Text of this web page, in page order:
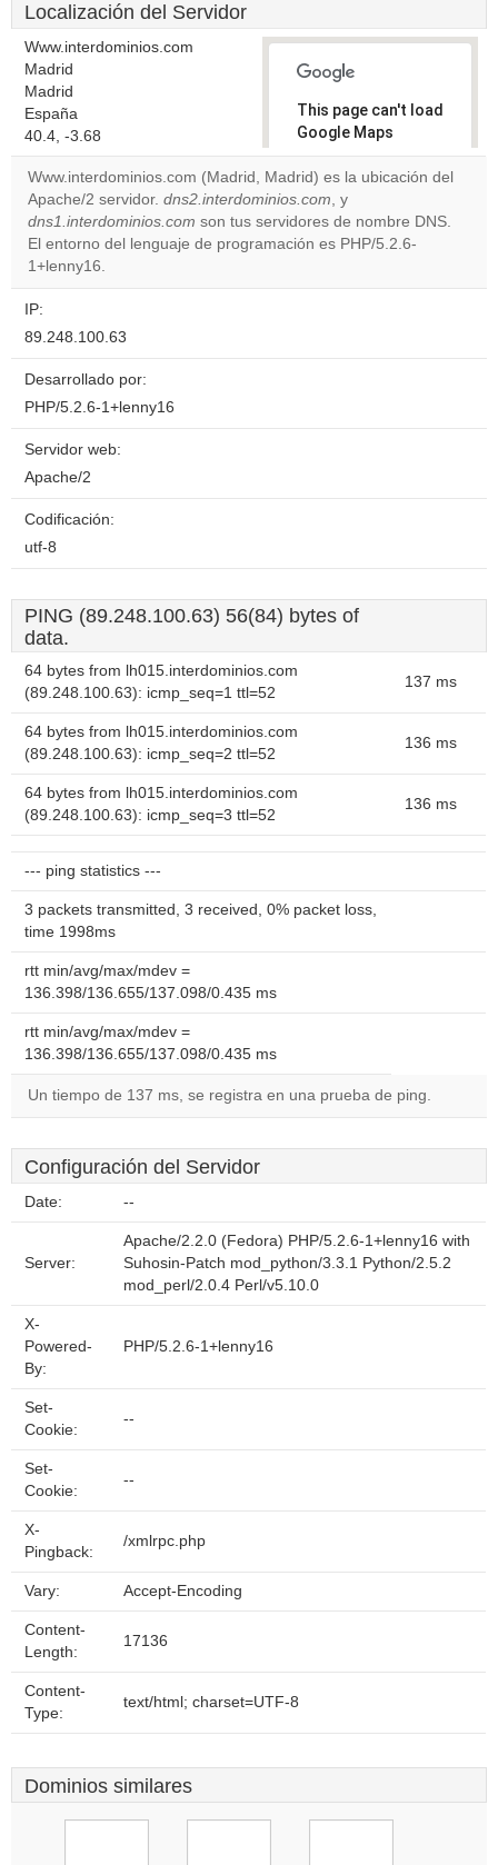
Localización del Servidor
Www.interdominios.com
Madrid
Madrid
España
40.4, -3.68
This page can't load
Google Maps
correctly.
Do you
own this
website?
OK
Www.interdominios.com (Madrid, Madrid) es la ubicación del
Apache/2 servidor. dns2.interdominios.com, y
dns1.interdominios.com son tus servidores de nombre DNS.
El entorno del lenguaje de programación es PHP/5.2.6-
1+lenny16.
IP:
89.248.100.63
Desarrollado por:
PHP/5.2.6-1+lenny16
Servidor web:
Apache/2
Codificación:
utf-8
PING (89.248.100.63) 56(84) bytes of
data.
64 bytes from lh015.interdominios.com
(89.248.100.63): icmp_seq=1 ttl=52
137 ms
64 bytes from lh015.interdominios.com
(89.248.100.63): icmp_seq=2 ttl=52
136 ms
64 bytes from lh015.interdominios.com
(89.248.100.63): icmp_seq=3 ttl=52
136 ms
--- ping statistics ---
3 packets transmitted, 3 received, 0% packet loss,
time 1998ms
rtt min/avg/max/mdev =
136.398/136.655/137.098/0.435 ms
rtt min/avg/max/mdev =
136.398/136.655/137.098/0.435 ms
Un tiempo de 137 ms, se registra en una prueba de ping.
Configuración del Servidor
Date: --
Server:
Apache/2.2.0 (Fedora) PHP/5.2.6-1+lenny16 with
Suhosin-Patch mod_python/3.3.1 Python/2.5.2
mod_perl/2.0.4 Perl/v5.10.0
X-
Powered-
By:
PHP/5.2.6-1+lenny16
Set-
Cookie:
--
Set-
Cookie:
--
X-
Pingback:
/xmlrpc.php
Vary: Accept-Encoding
Content-
Length:
17136
Content-
Type:
text/html; charset=UTF-8
Dominios similares